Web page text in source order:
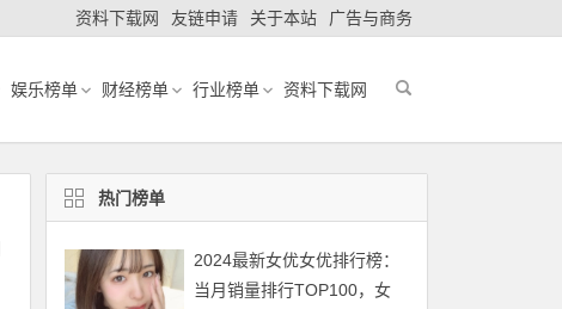
资料下载网 友链申请 关于本站 广告与商务
娱乐榜单 财经榜单 行业榜单 资料下载网
热门榜单
2024最新女优女优排行榜：
当月销量排行TOP100，女